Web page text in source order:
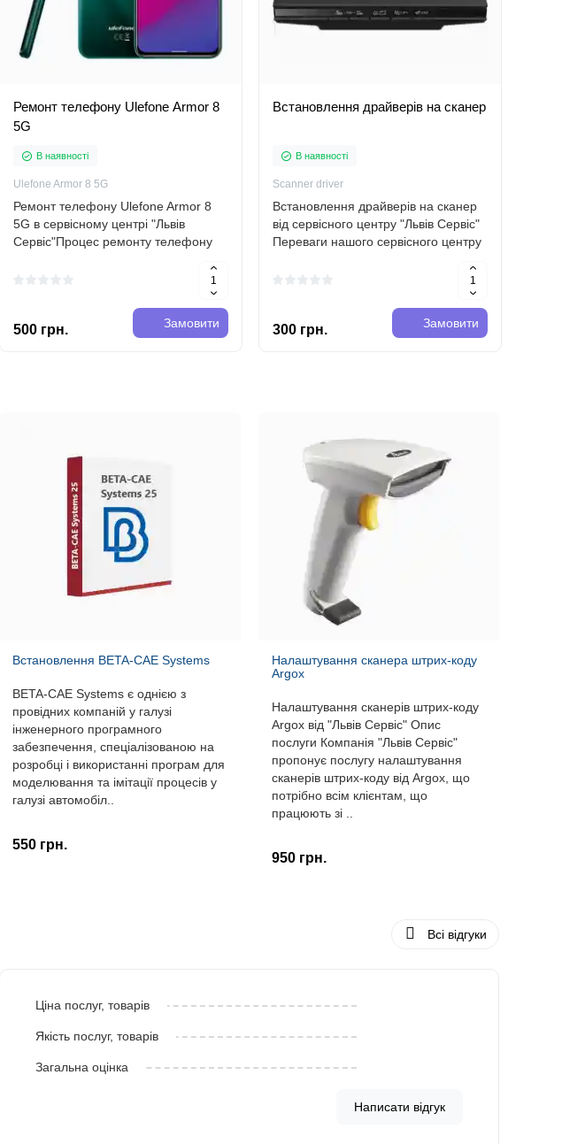
Ремонт телефону Ulefone Armor 8
5G
В наявності
Ulefone Armor 8 5G
Ремонт телефону Ulefone Armor 8
5G в сервісному центрі "Львів
Сервіс"Процес ремонту телефону
5G в нашому сервіс..
500 грн. Замовити
Встановлення драйверів на сканер
В наявності
Scanner driver
Встановлення драйверів на сканер
від сервісного центру "Львів Сервіс"
Переваги нашого сервісного центру
звертайтеся до нашого сервісного
300 грн. Замовити
Встановлення BETA-CAE Systems
BETA-CAE Systems є однією з
провідних компаній у галузі
інженерного програмного
забезпечення, спеціалізованою на
розробці і використанні програм для
моделювання та імітації процесів у
галузі автомобіл..
550 грн.
Налаштування сканера штрих-коду
Argox
Налаштування сканерів штрих-коду
Argox від "Львів Сервіс" Опис
послуги Компанія "Львів Сервіс"
пропонує послугу налаштування
сканерів штрих-коду від Argox, що
потрібно всім клієнтам, що
працюють зі ..
950 грн.
Всі відгуки
Ціна послуг, товарів
Якість послуг, товарів
Загальна оцінка
Написати відгук